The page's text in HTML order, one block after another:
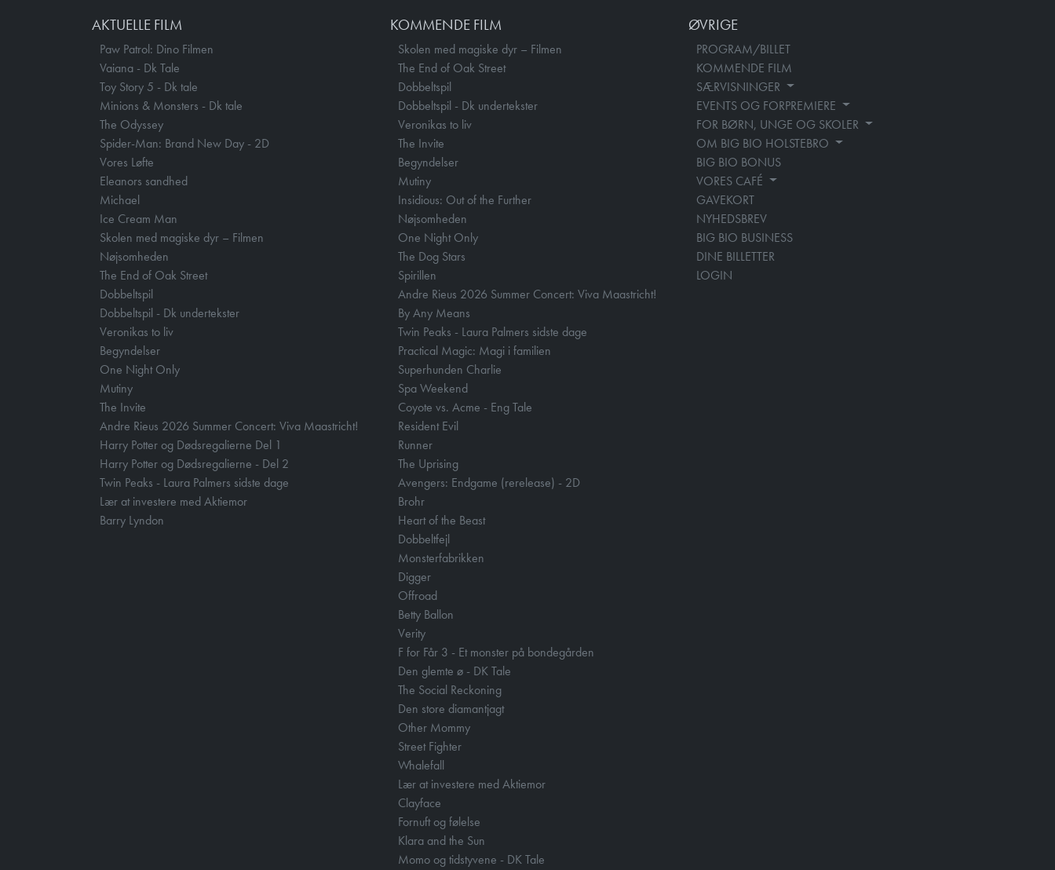
AKTUELLE FILM
Paw Patrol: Dino Filmen
Vaiana - Dk Tale
Toy Story 5 - Dk tale
Minions & Monsters - Dk tale
The Odyssey
Spider-Man: Brand New Day - 2D
Vores Løfte
Eleanors sandhed
Michael
Ice Cream Man
Skolen med magiske dyr – Filmen
Nøjsomheden
The End of Oak Street
Dobbeltspil
Dobbeltspil - Dk undertekster
Veronikas to liv
Begyndelser
One Night Only
Mutiny
The Invite
Andre Rieus 2026 Summer Concert: Viva Maastricht!
Harry Potter og Dødsregalierne Del 1
Harry Potter og Dødsregalierne - Del 2
Twin Peaks - Laura Palmers sidste dage
Lær at investere med Aktiemor
Barry Lyndon
KOMMENDE FILM
Skolen med magiske dyr – Filmen
The End of Oak Street
Dobbeltspil
Dobbeltspil - Dk undertekster
Veronikas to liv
The Invite
Begyndelser
Mutiny
Insidious: Out of the Further
Nøjsomheden
One Night Only
The Dog Stars
Spirillen
Andre Rieus 2026 Summer Concert: Viva Maastricht!
By Any Means
Twin Peaks - Laura Palmers sidste dage
Practical Magic: Magi i familien
Superhunden Charlie
Spa Weekend
Coyote vs. Acme - Eng Tale
Resident Evil
Runner
The Uprising
Avengers: Endgame (rerelease) - 2D
Brohr
Heart of the Beast
Dobbeltfejl
Monsterfabrikken
Digger
Offroad
Betty Ballon
Verity
F for Får 3 - Et monster på bondegården
Den glemte ø - DK Tale
The Social Reckoning
Den store diamantjagt
Other Mommy
Street Fighter
Whalefall
Lær at investere med Aktiemor
Clayface
Fornuft og følelse
Klara and the Sun
Momo og tidstyvene - DK Tale
ØVRIGE
PROGRAM/BILLET
KOMMENDE FILM
SÆRVISNINGER
EVENTS OG FORPREMIERE
FOR BØRN, UNGE OG SKOLER
OM BIG BIO HOLSTEBRO
BIG BIO BONUS
VORES CAFÉ
GAVEKORT
NYHEDSBREV
BIG BIO BUSINESS
DINE BILLETTER
LOGIN